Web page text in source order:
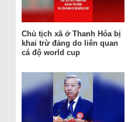
Chủ tịch xã ở Thanh Hóa bị
khai trừ đảng do liên quan
cá độ world cup